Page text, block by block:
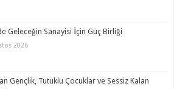
Geleceğin Sanayisi İçin Güç Birliği
2026
Gençlik, Tutuklu Çocuklar ve Sessiz Kalan